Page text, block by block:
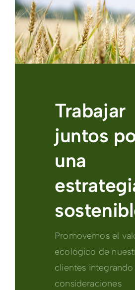
Trabajar
juntos
una
Promovemos el
ecológico de
clientes integrando
consideraciones